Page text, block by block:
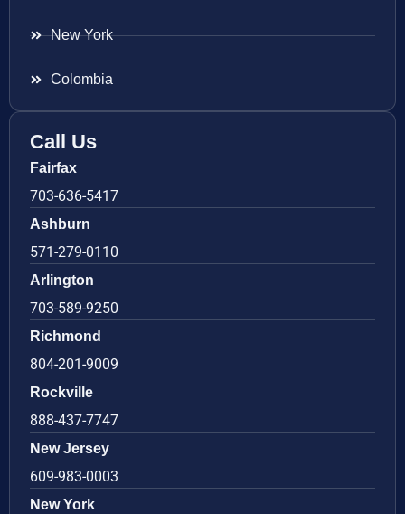
New York
Colombia
Call Us
Fairfax
703-636-5417
Ashburn
571-279-0110
Arlington
703-589-9250
Richmond
804-201-9009
Rockville
888-437-7747
New Jersey
609-983-0003
New York